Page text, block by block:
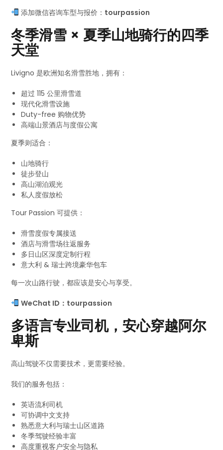
添加微信咨询车型与报价： tourpassion
冬季滑雪 × 夏季山地骑行的四季
天堂
Livigno 是欧洲知名滑雪胜地，拥有：
超过 115 公里滑雪道
现代化滑雪设施
Duty-free 购物优势
高端山景酒店与度假公寓
夏季则适合：
山地骑行
徒步登山
高山湖泊观光
私人度假放松
Tour Passion 可提供：
滑雪度假专属接送
酒店与滑雪场往返服务
多日山区深度定制行程
意大利 & 瑞士跨境豪华包车
每一次山路行驶，都应该是安心与享受。
WeChat ID：tourpassion
多语言专业司机，安心穿越阿尔
卑斯
高山驾驶不仅需要技术，更需要经验。
我们的服务包括：
英语流利司机
可协调中文支持
熟悉意大利与瑞士山区道路
冬季驾驶经验丰富
高度重视客户安全与隐私